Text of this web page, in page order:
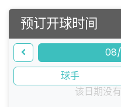
预订开球时间
球手
该日期没